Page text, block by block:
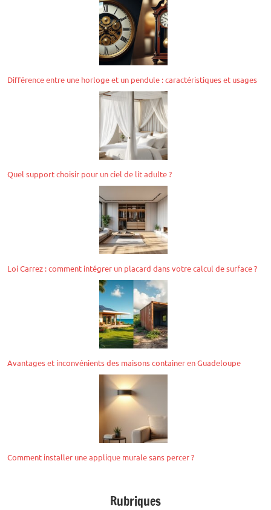
Différence entre une horloge et un pendule : caractéristiques et usages
Quel support choisir pour un ciel de lit adulte ?
Loi Carrez : comment intégrer un placard dans votre calcul de surface ?
Avantages et inconvénients des maisons container en Guadeloupe
Comment installer une applique murale sans percer ?
Rubriques